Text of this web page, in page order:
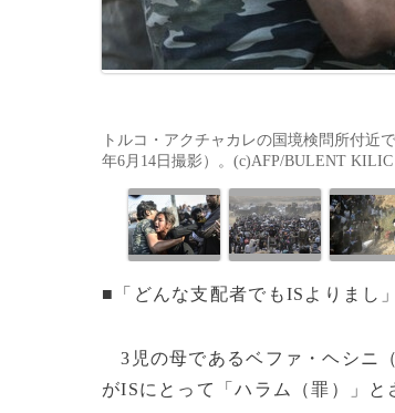
トルコ・アクチャカレの国境検問所付近
年6月14日撮影）。(c)AFP/BULENT KILIC
■「どんな支配者でもISよりまし」
3児の母であるベファ・ヘシニ
がISにとって「ハラム（罪）」